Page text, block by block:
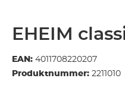
EHEIM
EAN: 4011708220207
Produktnummer: 2211010